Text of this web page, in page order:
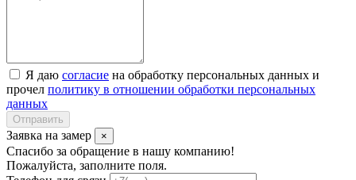
Я даю согласие на обработку персональных данных и
прочел политику в отношении обработки персональных
данных
Отправить
Заявка на замер ×
Спасибо за обращение в нашу компанию!
Пожалуйста, заполните поля.